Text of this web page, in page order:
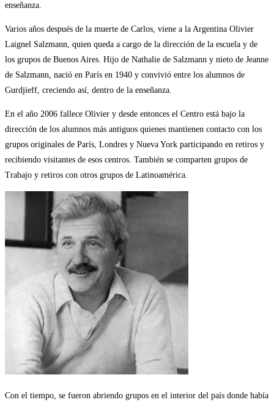
enseñanza.
Varios años después de la muerte de Carlos, viene a la Argentina Olivier
Laignel Salzmann, quien queda a cargo de la dirección de la escuela y de
los grupos de Buenos Aires. Hijo de Nathalie de Salzmann y nieto de Jeanne
de Salzmann, nació en París en 1940 y convivió entre los alumnos de
Gurdjieff, creciendo así, dentro de la enseñanza.
En el año 2006 fallece Olivier y desde entonces el Centro está bajo la
dirección de los alumnos más antiguos quienes mantienen contacto con los
grupos originales de París, Londres y Nueva York participando en retiros y
recibiendo visitantes de esos centros. También se comparten grupos de
Trabajo y retiros con otros grupos de Latinoamérica.
Con el tiempo, se fueron abriendo grupos en el interior del país donde había